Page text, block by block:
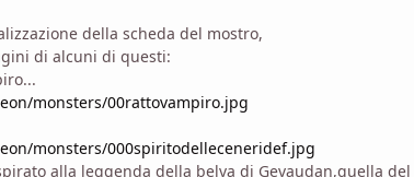
della scheda del mostro,
di alcuni di questi:
monsters/00rattovampiro.jpg
monsters/000spiritodelleceneridef.jpg
alla leggenda della belva di Gevaudan,quella